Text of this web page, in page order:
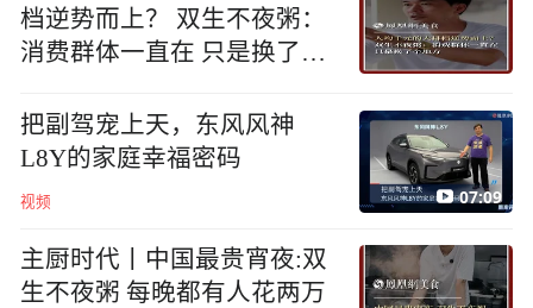
档逆势而上？ 双生不夜粥：
消费群体一直在 只是换了个
把副驾宠上天，东风风神
L8Y的家庭幸福密码
视频 07:09
主厨时代丨中国最贵宵夜:双
生不夜粥 每晚都有人花两万